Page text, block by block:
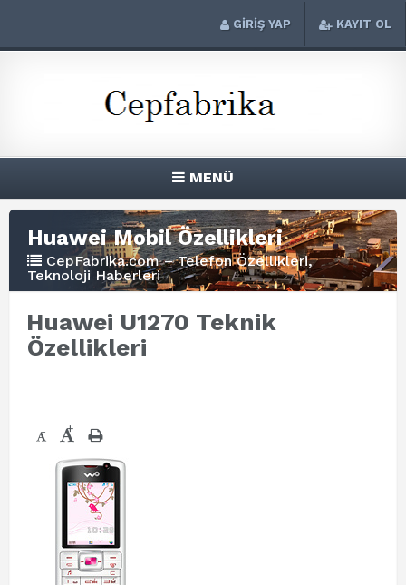
GİRİŞ YAP KAYIT OL
MENÜ
Huawei Mobil Özellikleri
CepFabrika.com – Telefon Özellikleri,
Teknoloji Haberleri
Huawei U1270 Teknik
Özellikleri
- +